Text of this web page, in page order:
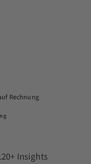
Rechnung
Insights